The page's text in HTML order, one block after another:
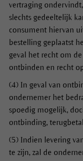
vertraging
slechts gedeeltelijk
consument hiervan
bestelling geplaatst
geval het recht om
ontbinden en recht
(4) In geval van
ondernemer het
spoedig mogelijk,
ontbinding,
(5) Indien levering
te zijn, zal de